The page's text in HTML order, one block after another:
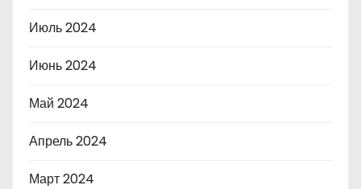
Июль 2024
Июнь 2024
Май 2024
Апрель 2024
Март 2024